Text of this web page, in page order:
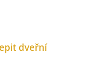
dveřní